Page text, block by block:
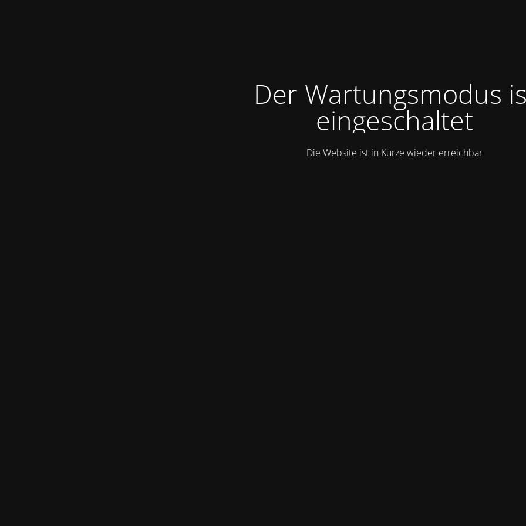
Der Wartungsmodus
eingeschaltet
Die Website ist in Kürze wieder erreichbar